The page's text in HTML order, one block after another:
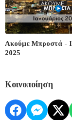
Ακούμε Μπροστά -
2025
Κοινοποίηση